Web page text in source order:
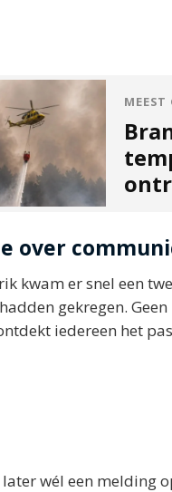
MEEST
over
kwam er snel een
gekregen. Geen
iedereen het
wél een melding